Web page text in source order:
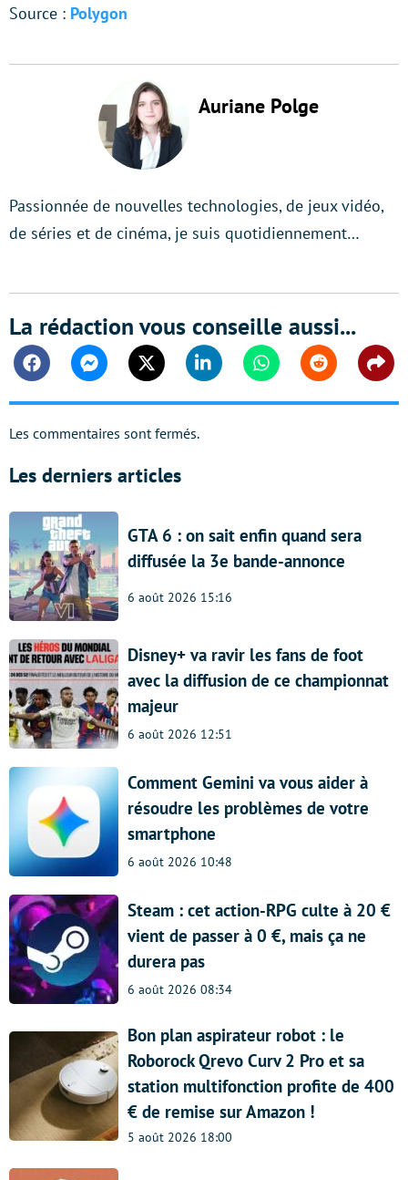
Source : Polygon
Auriane Polge
Passionnée de nouvelles technologies, de jeux vidéo,
de séries et de cinéma, je suis quotidiennement…
La rédaction vous conseille aussi...
FacebookMessengerTwitter Linkedin WhatsappReddit
Les commentaires sont fermés.
Les derniers articles
GTA 6 : on sait enfin quand sera
diffusée la 3e bande-annonce
6 août 2026 15:16
Disney+ va ravir les fans de foot
avec la diffusion de ce championnat
majeur
6 août 2026 12:51
Comment Gemini va vous aider à
résoudre les problèmes de votre
smartphone
6 août 2026 10:48
Steam : cet action-RPG culte à 20 €
vient de passer à 0 €, mais ça ne
durera pas
6 août 2026 08:34
Bon plan aspirateur robot : le
Roborock Qrevo Curv 2 Pro et sa
station multifonction profite de 400
€ de remise sur Amazon !
5 août 2026 18:00